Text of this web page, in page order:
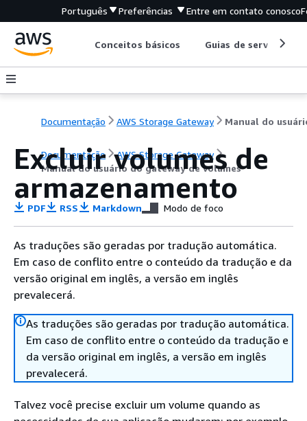
Português Preferências Entre em contato conosco
Conceitos básicos Guias de serviço
Documentação AWS Storage Gateway
Documentação
AWS Storage Gateway
Manual do usuário do gateway de volumes
Excluir volumes de
armazenamento
PDF RSS Markdown Modo de foco
As traduções são geradas por tradução automática.
Em caso de conflito entre o conteúdo da tradução e da
versão original em inglês, a versão em inglês
prevalecerá.
As traduções são geradas por tradução automática.
Em caso de conflito entre o conteúdo da tradução e
da versão original em inglês, a versão em inglês
prevalecerá.
Talvez você precise excluir um volume quando as